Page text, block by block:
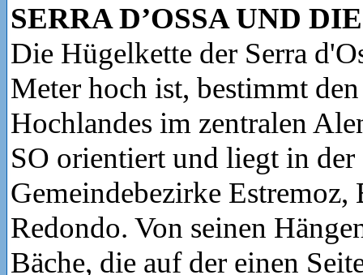
SERRA D’OSSA UND
Die Hügelkette der Serra
Meter hoch ist, bestimmt
Hochlandes im zentralen
SO orientiert und liegt in der
Gemeindebezirke Estremoz,
Redondo. Von seinen
Bäche, die auf der einen